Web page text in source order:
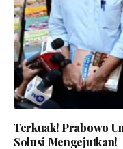
Terkuak! Prabowo
Solusi Mengejutkan!